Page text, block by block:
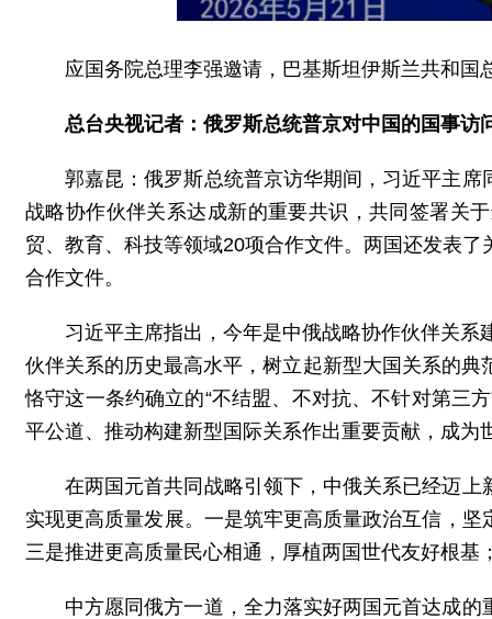
应国务院总理李强邀请，巴基斯坦伊斯兰共和
总台央视记者：俄罗斯总统普京对中国的国事访
郭嘉昆：俄罗斯总统普京访华期间，习近平主
战略协作伙伴关系达成新的重要共识，共同签署关
贸、教育、科技等领域20项合作文件。两国还发表
合作文件。
习近平主席指出，今年是中俄战略协作伙伴关
伙伴关系的历史最高水平，树立起新型大国关系的
恪守这一条约确立的“不结盟、不对抗、不针对第三
平公道、推动构建新型国际关系作出重要贡献，成为
在两国元首共同战略引领下，中俄关系已经迈
实现更高质量发展。一是筑牢更高质量政治互信，
三是推进更高质量民心相通，厚植两国世代友好根
中方愿同俄方一道，全力落实好两国元首达成